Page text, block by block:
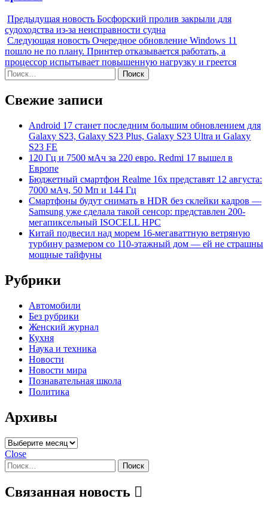
Предыдущая новость Босфорский пролив закрыли для
судоходства из-за неисправности судна
Следующая новость Очередное обновление Windows 11
пошло не по плану. Принтер отказывается работать, а
процессор испытывает повышенную нагрузку и греется
Найти:
Свежие записи
Android 17 станет последним большим обновлением для
Galaxy S23, Galaxy S23 Plus, Galaxy S23 Ultra и Galaxy
S23 FE
120 Гц и 7500 мАч за 220 евро. Redmi 17 вышел в
Европе
Бюджетный смартфон Realme 16x представят 12 августа:
7000 мАч, 50 Мп и 144 Гц
Смартфоны будут снимать в HDR без склейки кадров —
Samsung уже сделала такой сенсор: представлен 200-
мегапиксельный ISOCELL HPC
Китай подвесил над морем 16-мегаваттную ветряную
турбину размером со 110-этажный дом — ей не страшны
мощные тайфуны
Рубрики
Автомобили
Без рубрики
Женский журнал
Кухня
Наука и техника
Новости
Новости мира
Познавательная школа
Политика
Архивы
Архивы
Close
Найти:
Связанная новость